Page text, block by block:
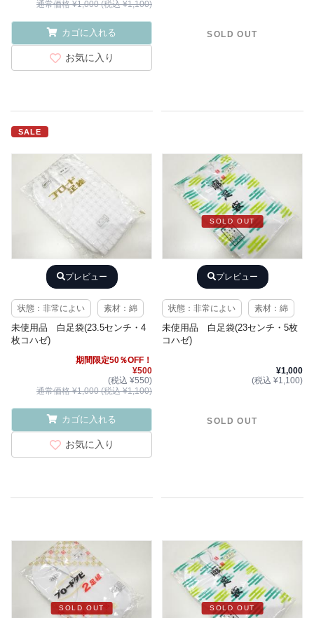
通常価格 ¥1,000 (税込 ¥1,100)
カゴに入れる
お気に入り
SOLD OUT
SALE
プレビュー
状態：非常によい 素材：綿
未使用品 白足袋(23.5センチ・4
枚コハゼ)
期間限定50％OFF！
¥500
(税込 ¥550)
通常価格 ¥1,000 (税込 ¥1,100)
カゴに入れる
お気に入り
SOLD OUT
プレビュー
状態：非常によい 素材：綿
未使用品 白足袋(23センチ・5枚
コハゼ)
¥1,000
(税込 ¥1,100)
SOLD OUT
SOLD OUT SOLD OUT